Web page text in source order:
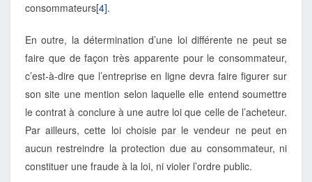
consommateurs[4].
En outre, la détermination d’une loi différente ne peut se
faire que de façon très apparente pour le consommateur,
c’est-à-dire que l’entreprise en ligne devra faire figurer sur
son site une mention selon laquelle elle entend soumettre
le contrat à conclure à une autre loi que celle de l’acheteur.
Par ailleurs, cette loi choisie par le vendeur ne peut en
aucun restreindre la protection due au consommateur, ni
constituer une fraude à la loi, ni violer l’ordre public.